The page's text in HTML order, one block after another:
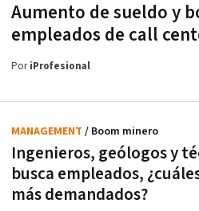
Aumento de sueldo y
empleados de call
PoriProfesional
Ingenieros, geólogos y
busca empleados,
más demandados?
MANAGEMENT / Boom minero